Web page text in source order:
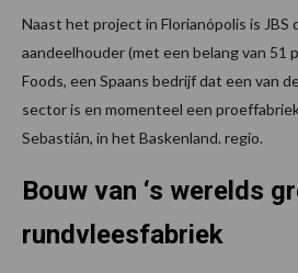
Naast het project in Florianópolis is
aandeelhouder (met een belang van 51
Foods, een Spaans bedrijf dat een van
sector is en momenteel een
Sebastián, in het Baskenland. regio.
Bouw van ‘s werelds
rundvleesfabriek